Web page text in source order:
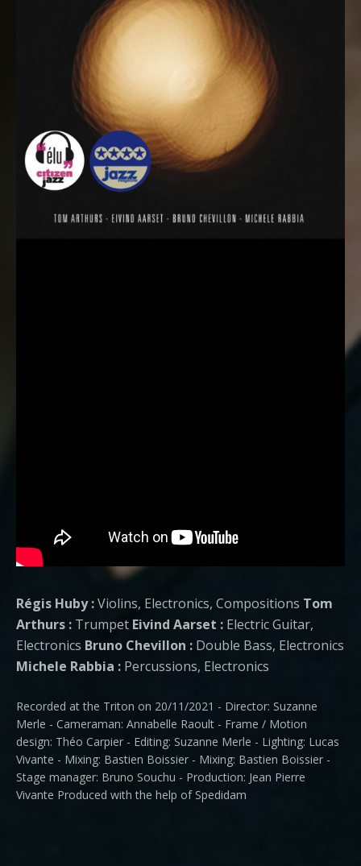
Régis Huby :Violins, Electronics, Compositions Tom
Arthurs : Trumpet Eivind Aarset : Electric Guitar,
Electronics Bruno Chevillon : Double Bass, Electronics
Michele Rabbia : Percussions, Electronics
Recorded at the Triton on 20/11/2021 - Director: Suzanne
Merle - Cameraman: Annabelle Raoult - Frame / Motion
design: Théo Carpier - Editing: Suzanne Merle - Lighting: Lucas
Vivante - Mixing: Bastien Boissier - Mixing: Bastien Boissier -
Stage manager: Bruno Souchu - Production: Jean Pierre
Vivante Produced with the help of Spedidam